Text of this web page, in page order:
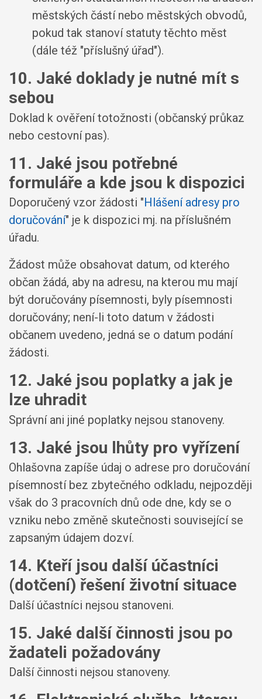
městských částí nebo městských obvodů,
pokud tak stanoví statuty těchto měst
(dále též "příslušný úřad").
10. Jaké doklady je nutné mít s
sebou
Doklad k ověření totožnosti (občanský průkaz
nebo cestovní pas).
11. Jaké jsou potřebné
formuláře a kde jsou k dispozici
Doporučený vzor žádosti "Hlášení adresy pro
doručování" je k dispozici mj. na příslušném
úřadu.
Žádost může obsahovat datum, od kterého
občan žádá, aby na adresu, na kterou mu mají
být doručovány písemnosti, byly písemnosti
doručovány; není-li toto datum v žádosti
občanem uvedeno, jedná se o datum podání
žádosti.
12. Jaké jsou poplatky a jak je
lze uhradit
Správní ani jiné poplatky nejsou stanoveny.
13. Jaké jsou lhůty pro vyřízení
Ohlašovna zapíše údaj o adrese pro doručování
písemností bez zbytečného odkladu, nejpozději
však do 3 pracovních dnů ode dne, kdy se o
vzniku nebo změně skutečnosti související se
zapsaným údajem dozví.
14. Kteří jsou další účastníci
(dotčení) řešení životní situace
Další účastníci nejsou stanoveni.
15. Jaké další činnosti jsou po
žadateli požadovány
Další činnosti nejsou stanoveny.